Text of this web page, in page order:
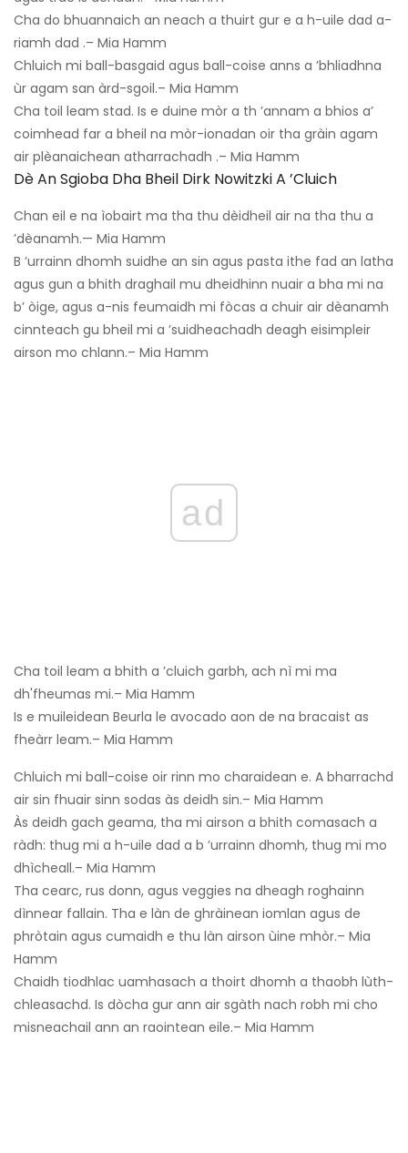
Cha do bhuannaich an neach a thuirt gur e a h-uile dad a-
riamh dad .– Mia Hamm
Chluich mi ball-basgaid agus ball-coise anns a ’bhliadhna
ùr agam san àrd-sgoil.– Mia Hamm
Cha toil leam stad. Is e duine mòr a th ’annam a bhios a’
coimhead far a bheil na mòr-ionadan oir tha gràin agam
air plèanaichean atharrachadh .– Mia Hamm
Dè An Sgioba Dha Bheil Dirk Nowitzki A ’cluich
Chan eil e na ìobairt ma tha thu dèidheil air na tha thu a
’dèanamh.— Mia Hamm
B ’urrainn dhomh suidhe an sin agus pasta ithe fad an latha
agus gun a bhith draghail mu dheidhinn nuair a bha mi na
b’ òige, agus a-nis feumaidh mi fòcas a chuir air dèanamh
cinnteach gu bheil mi a ’suidheachadh deagh eisimpleir
airson mo chlann.– Mia Hamm
ad
Cha toil leam a bhith a ’cluich garbh, ach nì mi ma
dh'fheumas mi.– Mia Hamm
Is e muileidean Beurla le avocado aon de na bracaist as
fheàrr leam.– Mia Hamm
Chluich mi ball-coise oir rinn mo charaidean e. A bharrachd
air sin fhuair sinn sodas às deidh sin.– Mia Hamm
Às deidh gach geama, tha mi airson a bhith comasach a
ràdh: thug mi a h-uile dad a b ’urrainn dhomh, thug mi mo
dhìcheall.– Mia Hamm
Tha cearc, rus donn, agus veggies na dheagh roghainn
dìnnear fallain. Tha e làn de ghràinean iomlan agus de
phròtain agus cumaidh e thu làn airson ùine mhòr.– Mia
Hamm
Chaidh tiodhlac uamhasach a thoirt dhomh a thaobh lùth-
chleasachd. Is dòcha gur ann air sgàth nach robh mi cho
misneachail ann an raointean eile.– Mia Hamm